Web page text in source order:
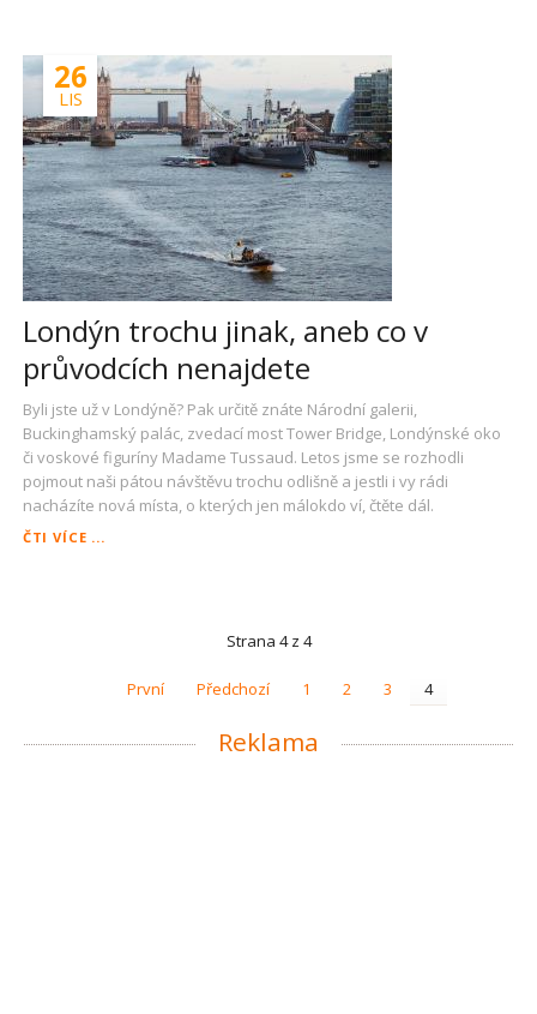
PŘIJDE
I
HARRY
POTTER)
26
LIS
Londýn trochu jinak, aneb co v
průvodcích nenajdete
Byli jste už v Londýně? Pak určitě znáte Národní galerii,
Buckinghamský palác, zvedací most Tower Bridge, Londýnské oko
či voskové figuríny Madame Tussaud. Letos jsme se rozhodli
pojmout naši pátou návštěvu trochu odlišně a jestli i vy rádi
nacházíte nová místa, o kterých jen málokdo ví, čtěte dál.
ČTI VÍCE ...
NENAJDETE
Strana 4 z 4
První Předchozí 1 2 3 4
Reklama